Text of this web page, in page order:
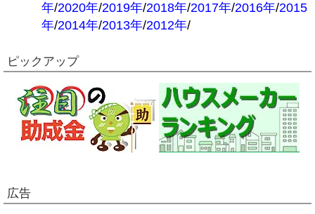
年/2020年/2019年/2018年/2017年/2016年/2015
年/2014年/2013年/2012年/
ピックアップ
広告